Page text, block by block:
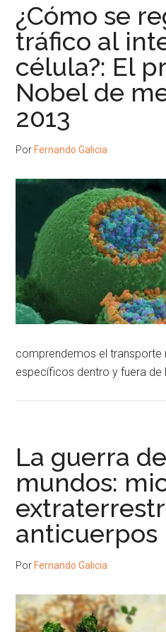
¿Cómo se
tráfico al
célula?: El
Nobel de
2013
Por Fernando Galicia
comprendemos el transporte
específicos dentro y fuera de
La guerra
mundos:
anticuerpos
Por Fernando Galicia